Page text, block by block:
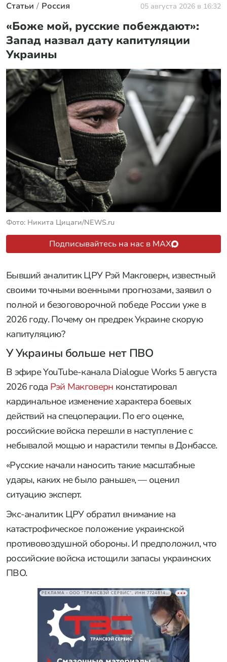
Статьи Россия 05 августа 2026 в 16:32
«Боже мой, русские побеждают»:
Запад назвал дату капитуляции
Украины
Фото: Никита Цицаги/NEWS.ru
Подписывайтесь на нас в MAX
Бывший аналитик ЦРУ Рэй Макговерн, известный
своими точными военными прогнозами, заявил о
полной и безоговорочной победе России уже в
2026 году. Почему он предрек Украине скорую
капитуляцию?
У Украины больше нет ПВО
В эфире YouTube-канала Dialogue Works 5 августа
2026 года Рэй Макговерн констатировал
кардинальное изменение характера боевых
действий на спецоперации. По его оценке,
российские войска перешли в наступление с
небывалой мощью и нарастили темпы в Донбассе.
«Русские начали наносить такие масштабные
удары, каких не было раньше», — оценил
ситуацию эксперт.
Экс-аналитик ЦРУ обратил внимание на
катастрофическое положение украинской
противовоздушной обороны. И предположил, что
российские войска истощили запасы украинских
ПВО.
РЕКЛАМА • ООО "ТРАНСВЭЙ СЕРВИС", ИНН 7724814198